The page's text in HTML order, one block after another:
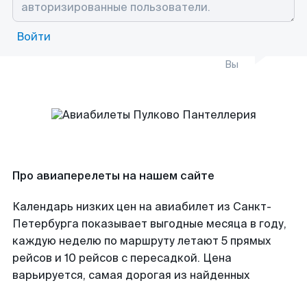
Войти
Вы
Про авиаперелеты на нашем сайте
Календарь низких цен на авиабилет из Санкт-
Петербурга показывает выгодные месяца в году,
каждую неделю по маршруту летают 5 прямых
рейсов и 10 рейсов с пересадкой. Цена
варьируется, самая дорогая из найденных